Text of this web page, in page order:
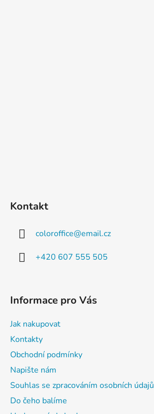
Kontakt
coloroffice@email.cz
+420 607 555 505
Informace pro Vás
Jak nakupovat
Kontakty
Obchodní podmínky
Napište nám
Souhlas se zpracováním osobních údajů
Do čeho balíme